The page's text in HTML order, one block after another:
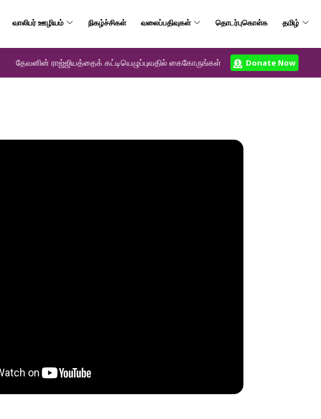
வாலிபர் ஊழியம் நிகழ்ச்சிகள் வலைப்பதிவுகள் தொடர்புகொள்க தமிழ்
தேவனின் ராஜ்ஜியத்தைக் கட்டியெழுப்புவதில் கைகோருங்கள் Donate Now